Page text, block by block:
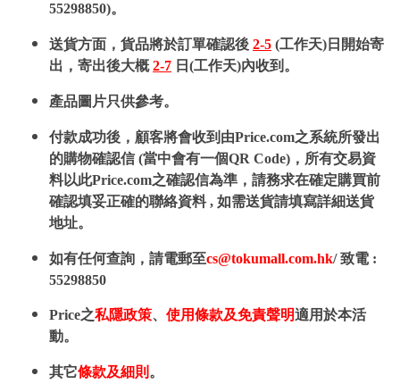
55298850)。
送貨方面，貨品將於訂單確認後 2-5 (工作天)日開始寄
出，寄出後大概2-7 日(工作天)內收到。
產品圖片只供參考。
付款成功後，顧客將會收到由Price.com之系統所發出
的購物確認信 (當中會有一個QR Code)，所有交易資
料以此Price.com之確認信為準，請務求在確定購買前
確認填妥正確的聯絡資料 , 如需送貨請填寫詳細送貨
地址。
如有任何查詢，請電郵至cs@tokumall.com.hk/ 致電 :
55298850
Price之私隱政策、 使用條款及免責聲明適用於本活
動。
其它條款及細則 。